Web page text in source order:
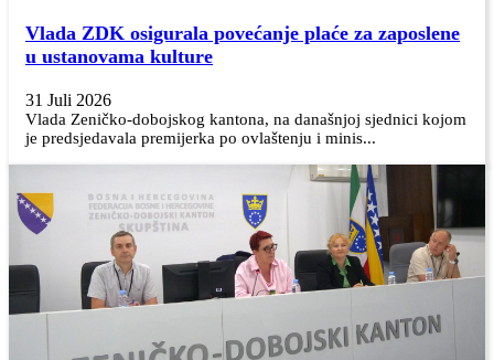
Vlada ZDK osigurala povećanje plaće za zaposlene
u ustanovama kulture
31 Juli 2026
Vlada Zeničko-dobojskog kantona, na današnjoj sjednici kojom
je predsjedavala premijerka po ovlaštenju i minis...